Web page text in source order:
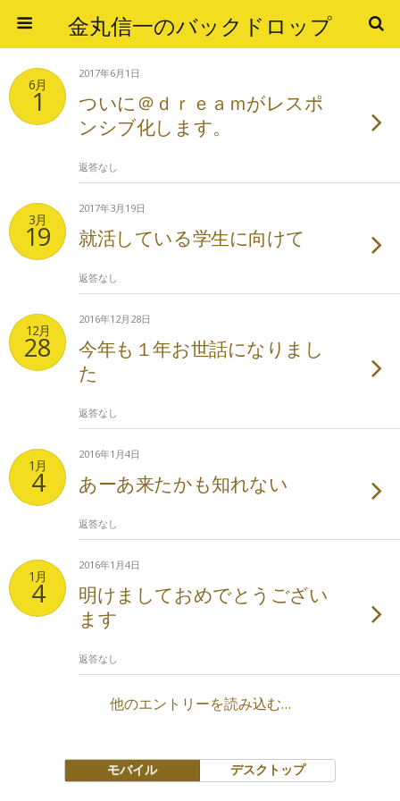
金丸信一のバックドロップ
6月
1
2017年6月1日
ついに＠ｄｒｅａｍがレスポ
ンシブ化します。
返答なし
3月
19
2017年3月19日
就活している学生に向けて
返答なし
12月
28
2016年12月28日
今年も１年お世話になりまし
た
返答なし
1月
4
2016年1月4日
あーあ来たかも知れない
返答なし
1月
4
2016年1月4日
明けましておめでとうござい
ます
返答なし
他のエントリーを読み込む…
モバイル デスクトップ